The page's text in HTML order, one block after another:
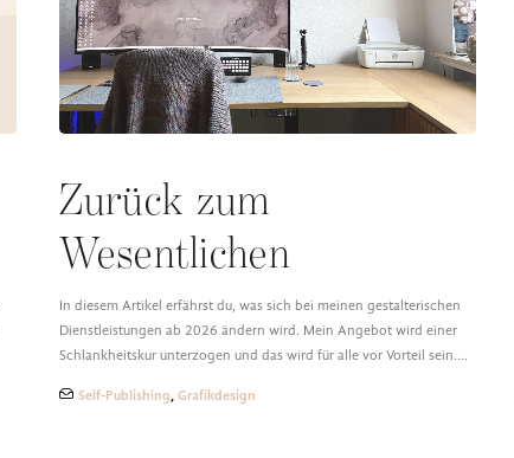
Zurück zum
Wesentlichen
In diesem Artikel erfährst du, was sich bei meinen gestalterischen
Dienstleistungen ab 2026 ändern wird. Mein Angebot wird einer
Schlankheitskur unterzogen und das wird für alle vor Vorteil sein.…
Self-Publishing, Grafikdesign